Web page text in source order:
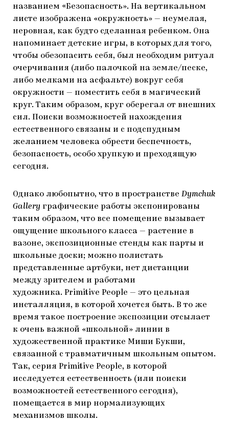
названием «Безопасность». На вертикальном
листе изображена «окружность» — неумелая,
неровная, как будто сделанная ребенком. Она
напоминает детские игры, в которых для того,
чтобы обезопасить себя, был необходим ритуал
очерчивания (либо палочкой на земле/песке,
либо мелками на асфальте) вокруг себя
окружности — поместить себя в магический
круг. Таким образом, круг оберегал от внешних
сил. Поиски возможностей нахождения
естественного связаны и с подспудным
желанием человека обрести беспечность,
безопасность, особо хрупкую и преходящую
сегодня.
Однако любопытно, что в пространстве Dymchuk
Gallery графические работы экспонированы
таким образом, что все помещение вызывает
ощущение школьного класса — растение в
вазоне, экспозиционные стенды как парты и
школьные доски; можно полистать
представленные артбуки, нет дистанции
между зрителем и работами
художника. Primitive People — это цельная
инсталляция, в которой хочется быть. В то же
время такое построение экспозиции отсылает
к очень важной «школьной» линии в
художественной практике Миши Букши,
связанной с травматичным школьным опытом.
Так, серия Primitive People, в которой
исследуется естественность (или поиски
возможностей естественного сегодня),
помещается в мир нормализующих
механизмов школы.